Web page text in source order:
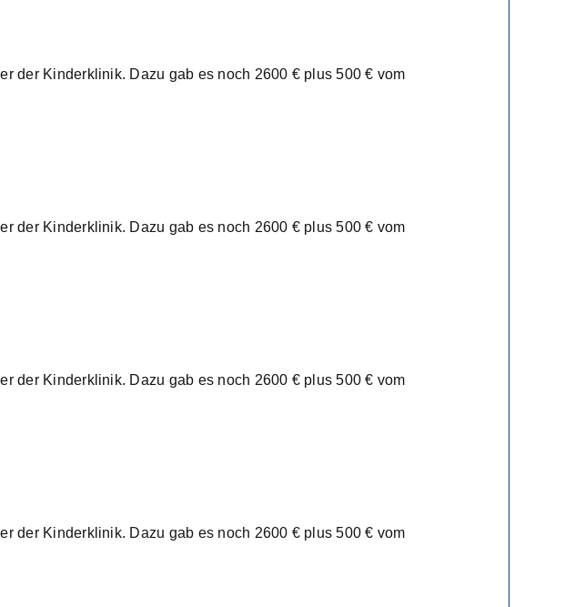
der Kinderklinik. Dazu gab es noch 2600 € plus 500 € vom
der Kinderklinik. Dazu gab es noch 2600 € plus 500 € vom
der Kinderklinik. Dazu gab es noch 2600 € plus 500 € vom
der Kinderklinik. Dazu gab es noch 2600 € plus 500 € vom